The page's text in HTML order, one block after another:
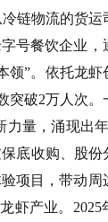
链物流的货
号餐饮企业
领”。 依托龙虾
突破2万人次。
力量，涌现出
底收购、股份
项目，带动周
虾产业。 2025